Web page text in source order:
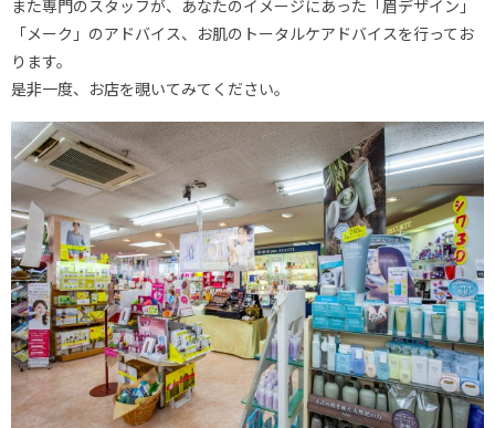
また専門のスタッフが、あなたのイメージにあった「眉デザイン」
「メーク」のアドバイス、お肌のトータルケアドバイスを行ってお
ります。
是非一度、お店を覗いてみてください。